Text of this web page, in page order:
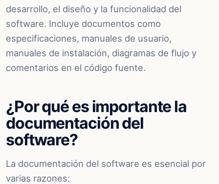
desarrollo, el diseño y la funcionalidad del
software. Incluye documentos como
especificaciones, manuales de usuario,
manuales de instalación, diagramas de flujo y
comentarios en el código fuente.
¿Por qué es importante la
documentación del
software?
La documentación del software es esencial por
varias razones: